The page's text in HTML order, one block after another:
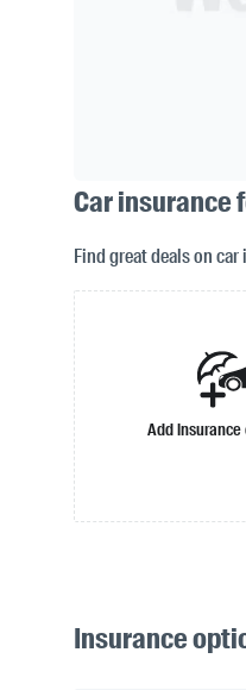
Car insurance
Find great deals on
Add insurance
Insurance